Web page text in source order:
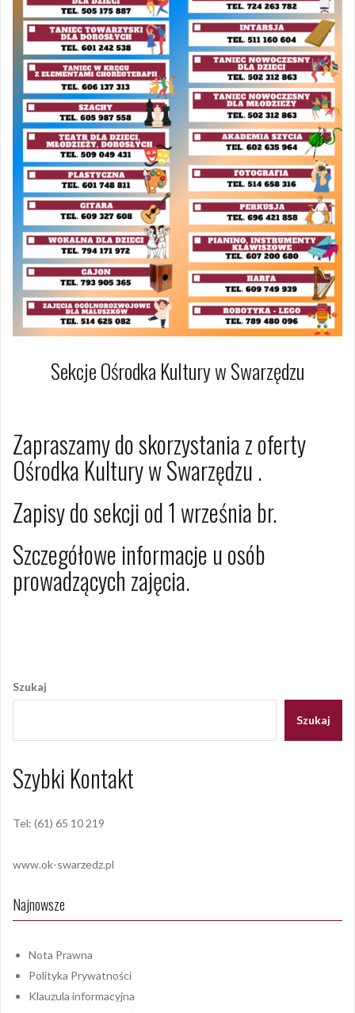
Sekcje Ośrodka Kultury w Swarzędzu
Zapraszamy do skorzystania z oferty
Ośrodka Kultury w Swarzędzu .
Zapisy do sekcji od 1 września br.
Szczegółowe informacje u osób
prowadzących zajęcia.
wpisu
Szukaj
Szukaj
Szybki Kontakt
Tel: (61) 65 10 219
www.ok-swarzedz.pl
Najnowsze
Nota Prawna
Polityka Prywatności
Klauzula informacyjna